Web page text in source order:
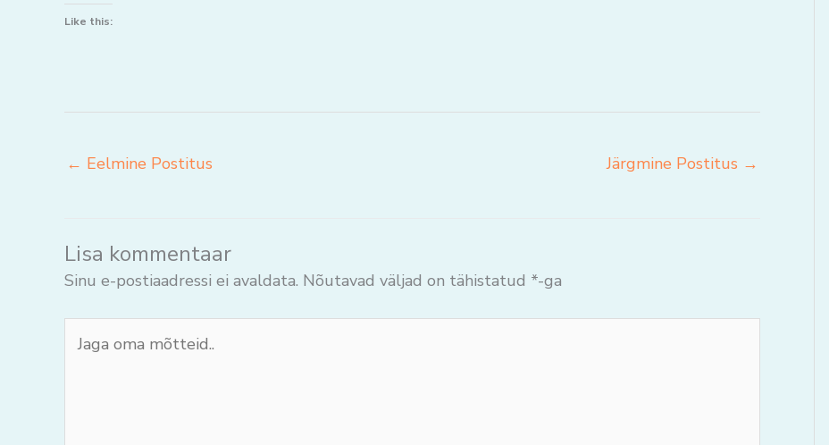
Like this:
← Eelmine Postitus Järgmine Postitus →
Lisa kommentaar
Sinu e-postiaadressi ei avaldata. Nõutavad väljad on tähistatud *-ga
oma